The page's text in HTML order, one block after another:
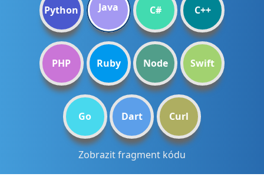
Python Java C# C++
PHP Ruby Node Swift
Go Dart Curl
Zobrazit fragment kódu